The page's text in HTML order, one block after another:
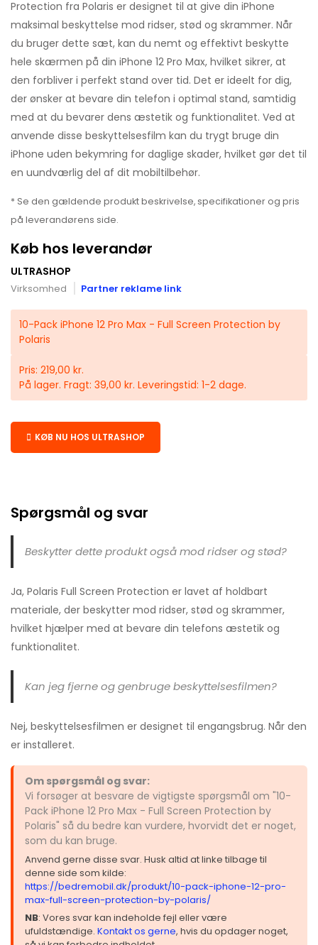
Protection fra Polaris er designet til at give din iPhone
maksimal beskyttelse mod ridser, stød og skrammer. Når
du bruger dette sæt, kan du nemt og effektivt beskytte
hele skærmen på din iPhone 12 Pro Max, hvilket sikrer, at
den forbliver i perfekt stand over tid. Det er ideelt for dig,
der ønsker at bevare din telefon i optimal stand, samtidig
med at du bevarer dens æstetik og funktionalitet. Ved at
anvende disse beskyttelsesfilm kan du trygt bruge din
iPhone uden bekymring for daglige skader, hvilket gør det til
en uundværlig del af dit mobiltilbehør.
* Se den gældende produkt beskrivelse, specifikationer og pris
på leverandørens side.
Køb hos leverandør
ULTRASHOP
Virksomhed Partner reklame link
10-Pack iPhone 12 Pro Max - Full Screen Protection by
Polaris
Pris: 219,00 kr.
På lager. Fragt: 39,00 kr. Leveringstid: 1-2 dage.
KØB NU HOS ULTRASHOP
Spørgsmål og svar
Beskytter dette produkt også mod ridser og stød?
Ja, Polaris Full Screen Protection er lavet af holdbart
materiale, der beskytter mod ridser, stød og skrammer,
hvilket hjælper med at bevare din telefons æstetik og
funktionalitet.
Kan jeg fjerne og genbruge beskyttelsesfilmen?
Nej, beskyttelsesfilmen er designet til engangsbrug. Når den
er installeret.
Om spørgsmål og svar:
Vi forsøger at besvare de vigtigste spørgsmål om "10-
Pack iPhone 12 Pro Max - Full Screen Protection by
Polaris" så du bedre kan vurdere, hvorvidt det er noget,
som du kan bruge.
Anvend gerne disse svar. Husk altid at linke tilbage til
denne side som kilde:
https://bedremobil.dk/produkt/10-pack-iphone-12-pro-
max-full-screen-protection-by-polaris/
NB: Vores svar kan indeholde fejl eller være
ufuldstændige. Kontakt os gerne, hvis du opdager noget,